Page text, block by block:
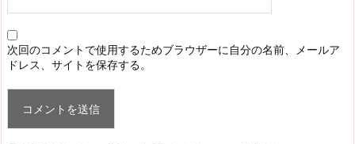
次回のコメントで使用するためブラウザーに自分の名前、メールア
ドレス、サイトを保存する。